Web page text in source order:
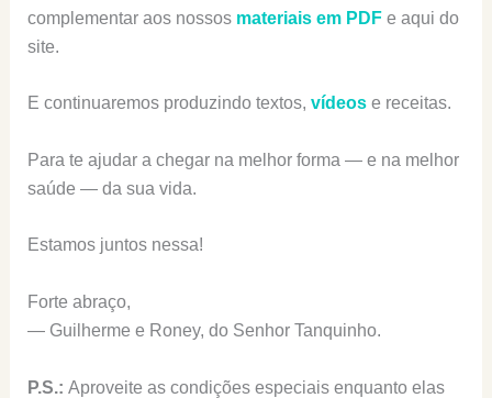
complementar aos nossos materiais em PDFe aqui do
site.
E continuaremos produzindo textos, vídeose receitas.
Para te ajudar a chegar na melhor forma — e na melhor
saúde — da sua vida.
Estamos juntos nessa!
Forte abraço,
— Guilherme e Roney, do Senhor Tanquinho.
P.S.: Aproveite as condições especiais enquanto elas